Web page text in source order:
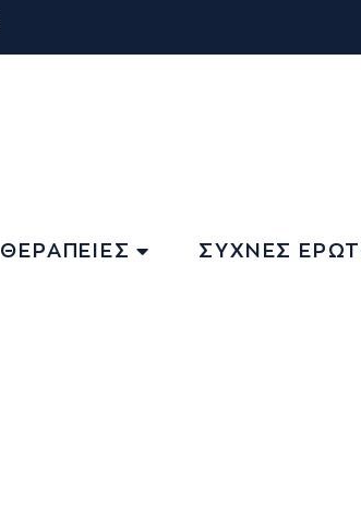
ΘΕΡΑΠΕΙΕΣ ΣΥΧΝΕΣ